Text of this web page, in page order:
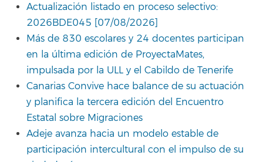
Actualización listado en proceso selectivo:
2026BDE045 [07/08/2026]
Más de 830 escolares y 24 docentes participan
en la última edición de ProyectaMates,
impulsada por la ULL y el Cabildo de Tenerife
Canarias Convive hace balance de su actuación
y planifica la tercera edición del Encuentro
Estatal sobre Migraciones
Adeje avanza hacia un modelo estable de
participación intercultural con el impulso de su